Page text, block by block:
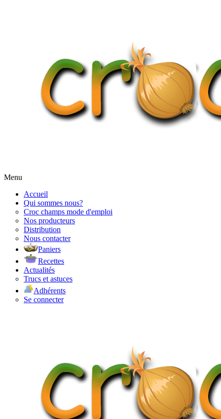
Menu
Accueil
Qui sommes nous?
Croc champs mode d'emploi
Nos producteurs
Distribution
Nous contacter
Paniers
Recettes
Actualités
Trucs et astuces
Adhérents
Se connecter